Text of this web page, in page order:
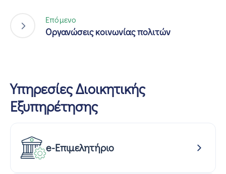
Επόμενο
Οργανώσεις κοινωνίας πολιτών
Υπηρεσίες Διοικητικής
Εξυπηρέτησης
e-Επιμελητήριο